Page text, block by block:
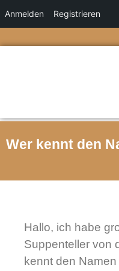
Anmelden Registrieren
Wer kennt den
Hallo, ich habe
Suppenteller von
kennt den